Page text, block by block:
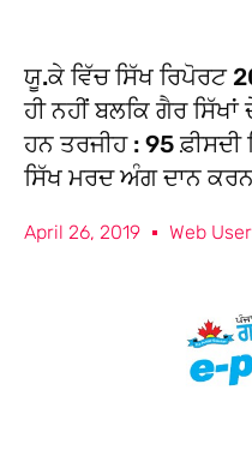
ਯੂ.ਕੇ ਵਿੱਚ ਸਿੱਖ ਰਿਪੋਰਟ
ਹੀ ਨਹੀਂ ਬਲਕਿ ਗੈਰ
ਹਨ ਤਰਜੀਹ : 95
ਸਿੱਖ ਮਰਦ ਅੰਗ ਦਾਨ
April 26, 2019 Web